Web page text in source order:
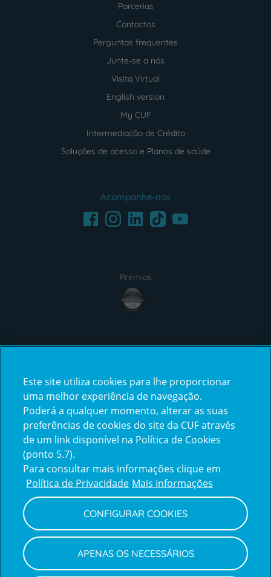
Parcerias
Contactos
Perguntas frequentes
Junte-se a nós
Visita Virtual
English version
My CUF
Intermediação de Crédito
Soluções de acesso e Planos de saúde
Acompanhe-nos
FacebookInstagramLinkedInTikTokYoutube
Prémios
award4
certification2certification3
Reclamações
e
elogios
Policy
Política de Privacidade e Cookies
Termos e Condições
Declaração de Acessibilidade
Canal de Denúncias
Informações legais
Este site utiliza cookies para lhe proporcionar
uma melhor experiência de navegação.
Poderá a qualquer momento, alterar as suas
preferências de cookies do site da CUF através
de um link disponível na Política de Cookies
(ponto 5.7).
Para consultar mais informações clique em
Política de Privacidade Mais Informações
CONFIGURAR COOKIES
APENAS OS NECESSÁRIOS